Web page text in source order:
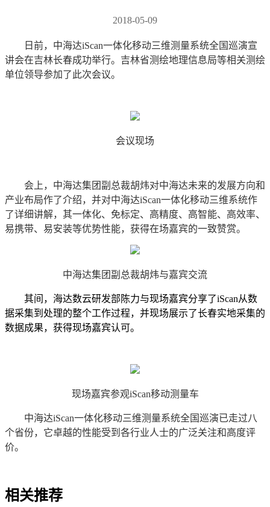
2018-05-09
日前，中海达iScan一体化移动三维测量系统全国巡演宣
讲会在吉林长春成功举行。吉林省测绘地理信息局等相关测绘
单位领导参加了此次会议。
会议现场
会上，中海达集团副总裁胡炜对中海达未来的发展方向和
产业布局作了介绍，并对中海达iScan一体化移动三维系统作
了详细讲解，其一体化、免标定、高精度、高智能、高效率、
易携带、易安装等优势性能，获得在场嘉宾的一致赞赏。
中海达集团副总裁胡炜与嘉宾交流
其间，海达数云研发部陈力与现场嘉宾分享了iScan从数
据采集到处理的整个工作过程，并现场展示了长春实地采集的
数据成果，获得现场嘉宾认可。
现场嘉宾参观iScan移动测量车
中海达iScan一体化移动三维测量系统全国巡演已走过八
个省份，它卓越的性能受到各行业人士的广泛关注和高度评
价。
相关推荐